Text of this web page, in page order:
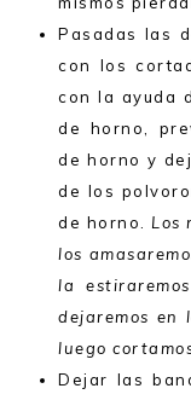
Pasadas las
con los
con la ayuda
de horno,
de horno y
de los
de horno. Los
los
la
dejaremos
luego
Dejar las